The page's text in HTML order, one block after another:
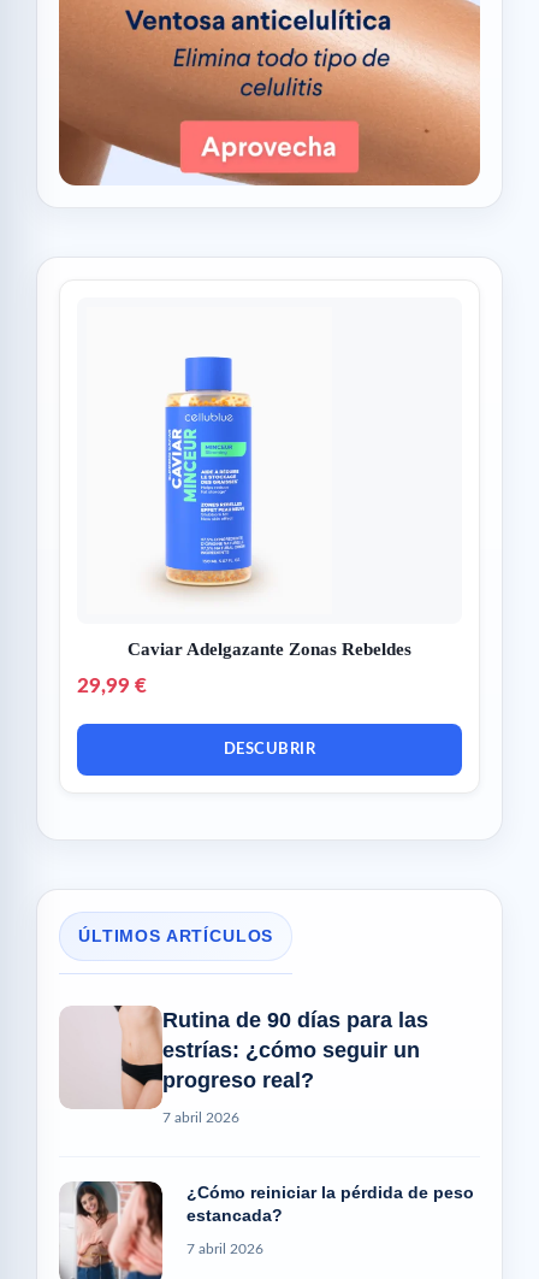
Caviar Adelgazante Zonas Rebeldes
29,99 €
DESCUBRIR
ÚLTIMOS ARTÍCULOS
Rutina de 90 días para las
estrías: ¿cómo seguir un
progreso real?
7 abril 2026
¿Cómo reiniciar la pérdida de peso
estancada?
7 abril 2026